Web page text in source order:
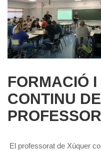
FORMACIÓ
CONTINU
El professorat de Xúquer